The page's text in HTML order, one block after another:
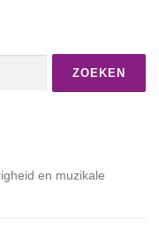
en muzikale